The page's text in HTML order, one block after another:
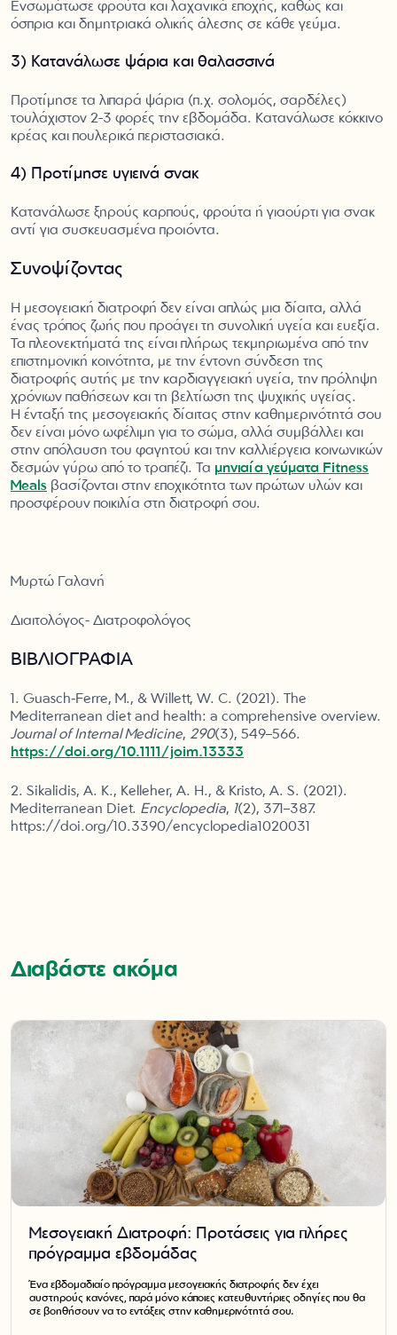
Ενσωμάτωσε φρούτα και λαχανικά εποχής, καθώς και
όσπρια και δημητριακά ολικής άλεσης σε κάθε γεύμα.
3) Κατανάλωσε ψάρια και θαλασσινά
Προτίμησε τα λιπαρά ψάρια (π.χ. σολομός, σαρδέλες)
τουλάχιστον 2-3 φορές την εβδομάδα. Κατανάλωσε κόκκινο
κρέας και πουλερικά περιστασιακά.
4) Προτίμησε υγιεινά σνακ
Κατανάλωσε ξηρούς καρπούς, φρούτα ή γιαούρτι για σνακ
αντί για συσκευασμένα προϊόντα.
Συνοψίζοντας
Η μεσογειακή διατροφή δεν είναι απλώς μια δίαιτα, αλλά
ένας τρόπος ζωής που προάγει τη συνολική υγεία και ευεξία.
Τα πλεονεκτήματά της είναι πλήρως τεκμηριωμένα από την
επιστημονική κοινότητα, με την έντονη σύνδεση της
διατροφής αυτής με την καρδιαγγειακή υγεία, την πρόληψη
χρόνιων παθήσεων και τη βελτίωση της ψυχικής υγείας.
Η ένταξή της μεσογειακής δίαιτας στην καθημερινότητά σου
δεν είναι μόνο ωφέλιμη για το σώμα, αλλά συμβάλλει και
στην απόλαυση του φαγητού και την καλλιέργεια κοινωνικών
δεσμών γύρω από το τραπέζι. Τα μηνιαία γεύματα Fitness
Meals βασίζονται στην εποχικότητα των πρώτων υλών και
προσφέρουν ποικιλία στη διατροφή σου.
Μυρτώ Γαλανή
Διαιτολόγος- Διατροφολόγος
ΒΙΒΛΙΟΓΡΑΦΙΑ
1. Guasch‐Ferré, M., & Willett, W. C. (2021). The
Mediterranean diet and health: a comprehensive overview.
Journal of Internal Medicine, 290(3), 549–566.
https://doi.org/10.1111/joim.13333
2. Sikalidis, A. K., Kelleher, A. H., & Kristo, A. S. (2021).
Mediterranean Diet. Encyclopedia, 1(2), 371–387.
https://doi.org/10.3390/encyclopedia1020031
Διαβάστε ακόμα
Μεσογειακή Διατροφή: Προτάσεις για πλήρες
πρόγραμμα εβδομάδας
Ένα εβδομαδιαίο πρόγραμμα μεσογειακής διατροφής δεν έχει
αυστηρούς κανόνες, παρά μόνο κάποιες κατευθυντήριες οδηγίες που θα
σε βοηθήσουν να το εντάξεις στην καθημερινότητά σου.